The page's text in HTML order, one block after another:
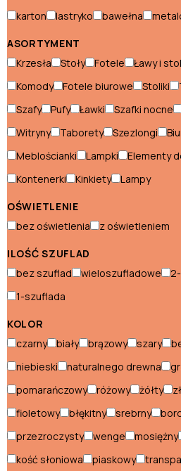
Fotele włoskie
Hokery włoskie
Komody włoskie
Kredensy włoskie
Krzesła włoskie
Ławki włoskie
Łóżka włoskie
Narożniki włoskie
Pufy włoskie
Szafki nocne włoskie
Szafy włoskie
Szezlongi włoskie
Toaletki włoskie
karton
lastryko bawełna
ASORTYMENT
Krzesła
Stoły Fotele Ławy i
Komody
Fotele biurowe Stoliki
Szafy
Pufy Ławki Szafki nocne
Witryny
Taborety Szezlongi
Meblościanki
Lampki Elementy
Kontenerki
Kinkiety Lampy
OŚWIETLENIE
bez oświetlenia
z oświetleniem
ILOŚĆ SZUFLAD
bez szuflad
wieloszufladowe
1-szuflada
KOLOR
czarny
biały brązowy szary
niebieski
naturalnego drewna
pomarańczowy
różowy żółty
fioletowy
błękitny srebrny
przezroczysty
wenge mosiężny
kość słoniowa
piaskowy